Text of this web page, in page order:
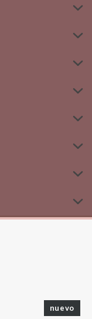
nuevo